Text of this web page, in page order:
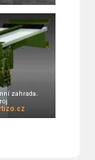
zahrada.